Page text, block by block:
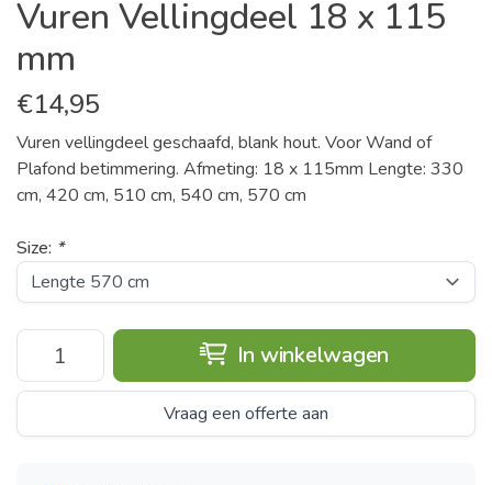
Vuren Vellingdeel 18 x 115
mm
€14,95
Vuren vellingdeel geschaafd, blank hout. Voor Wand of
Plafond betimmering. Afmeting: 18 x 115mm Lengte: 330
cm, 420 cm, 510 cm, 540 cm, 570 cm
Size: *
In winkelwagen
Vraag een offerte aan